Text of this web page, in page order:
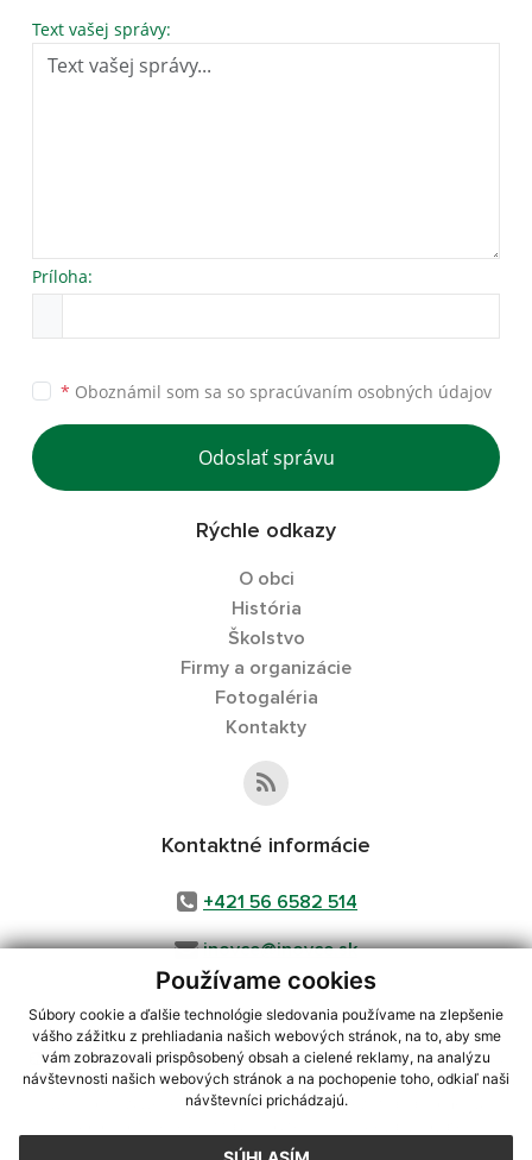
Používame cookies
Súbory cookie a ďalšie technológie sledovania používame na zlepšenie
vášho zážitku z prehliadania našich webových stránok, na to, aby sme
vám zobrazovali prispôsobený obsah a cielené reklamy, na analýzu
návštevnosti našich webových stránok a na pochopenie toho, odkiaľ naši
návštevníci prichádzajú.
Text vašej správy:
Príloha:
* Oboznámil som sa so spracúvaním osobných údajov
Odoslať správu
Rýchle odkazy
O obci
História
Školstvo
Firmy a organizácie
Fotogaléria
Kontakty
Kontaktné informácie
+421 56 6582 514
inovce@inovce.sk
využite možnosť získavania aktuálnych informácií s využitím RSS
CMS systém (redakčný) systém ECHELON 2,Mapa stránok,web portál
webex.digital, s.r.o.,domény,registrácia domény